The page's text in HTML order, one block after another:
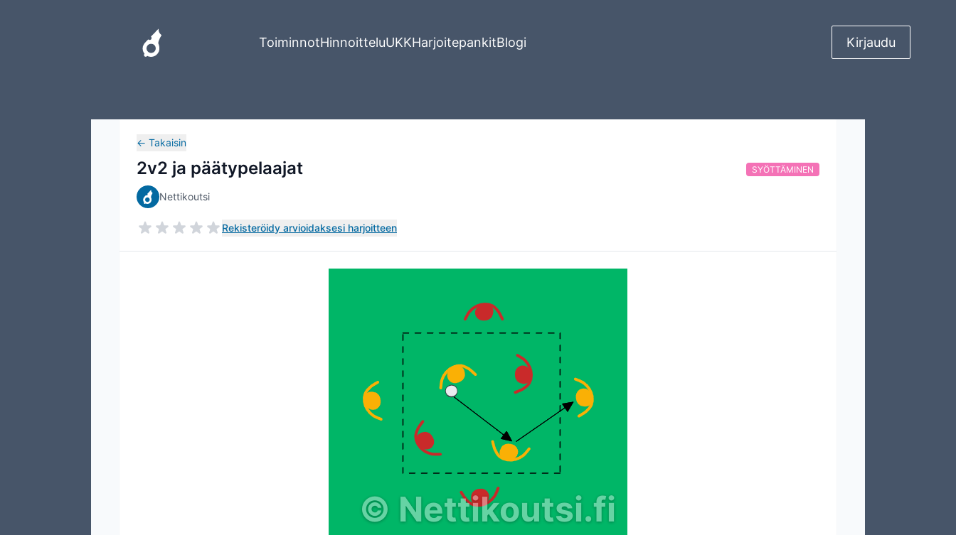
ToiminnotHinnoitteluUKKHarjoitepankitBlogi Kirjaudu
← Takaisin
2v2 ja päätypelaajat
Nettikoutsi
Rekisteröidy arvioidaksesi harjoitteen
SYÖTTÄMINEN
© Nettikoutsi.fi